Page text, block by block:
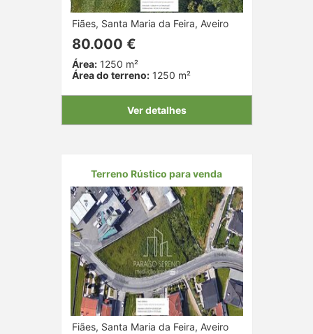
Fiães, Santa Maria da Feira, Aveiro
80.000 €
Área:1250 m²
Área do terreno:1250 m²
Ver detalhes
Terreno Rústico para venda
Fiães, Santa Maria da Feira, Aveiro